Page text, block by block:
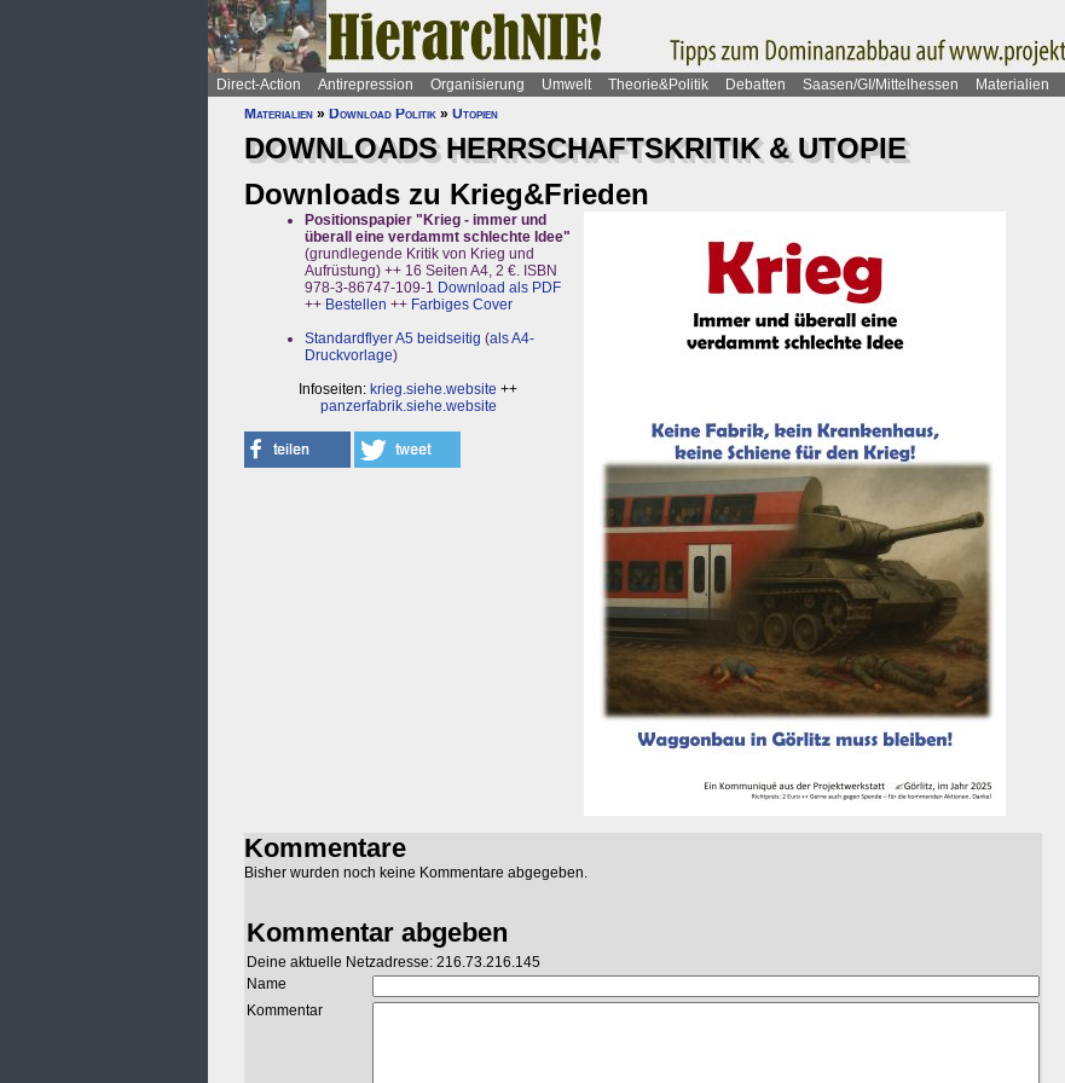
Direct-Action Antirepression Organisierung Umwelt Theorie&Politik Debatten Saasen/GI/Mittelhessen Materialien
Materialien » Download Politik » Utopien
DOWNLOADS HERRSCHAFTSKRITIK & UTOPIE
Downloads zu Krieg&Frieden
Positionspapier "Krieg - immer und
überall eine verdammt schlechte Idee"
(grundlegende Kritik von Krieg und
Aufrüstung) ++ 16 Seiten A4, 2 €. ISBN
978-3-86747-109-1 Download als PDF
++ Bestellen ++ Farbiges Cover
Standardflyer A5 beidseitig (als A4-
Druckvorlage)
Infoseiten: krieg.siehe.website ++
panzerfabrik.siehe.website
Kommentare
Bisher wurden noch keine Kommentare abgegeben.
Kommentar abgeben
Deine aktuelle Netzadresse: 216.73.216.145
Name
Kommentar